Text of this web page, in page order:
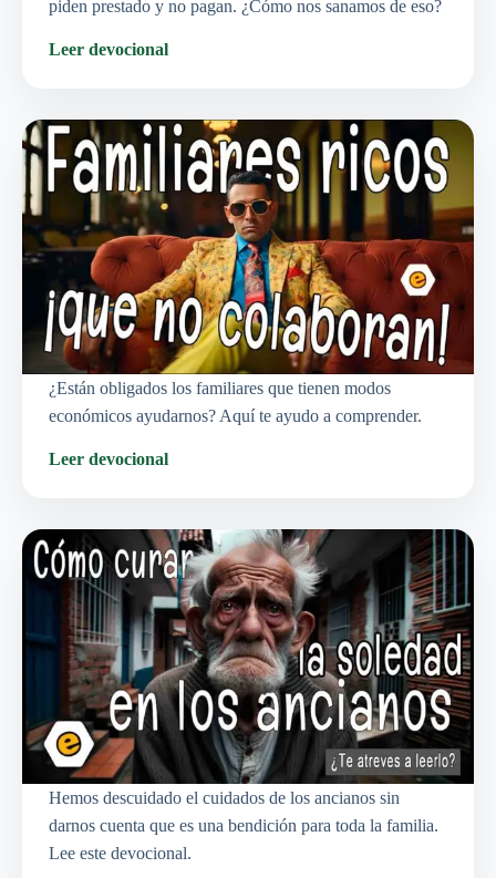
piden prestado y no pagan. ¿Cómo nos sanamos de eso?
Leer devocional
¿Están obligados los familiares que tienen modos
económicos ayudarnos? Aquí te ayudo a comprender.
Leer devocional
Hemos descuidado el cuidados de los ancianos sin
darnos cuenta que es una bendición para toda la familia.
Lee este devocional.